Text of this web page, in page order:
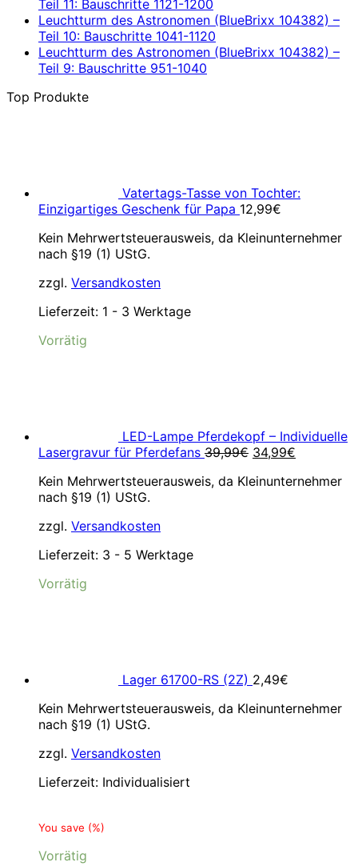
Teil 11: Bauschritte 1121-1200
Leuchtturm des Astronomen (BlueBrixx 104382) –
Teil 10: Bauschritte 1041-1120
Leuchtturm des Astronomen (BlueBrixx 104382) –
Teil 9: Bauschritte 951-1040
Top Produkte
Vatertags-Tasse von Tochter:
Einzigartiges Geschenk für Papa 12,99€
Kein Mehrwertsteuerausweis, da Kleinunternehmer
nach §19 (1) UStG.
zzgl. Versandkosten
Lieferzeit: 1 - 3 Werktage
Vorrätig
LED-Lampe Pferdekopf – Individuelle
Lasergravur für Pferdefans 39,99€ Ursprünglicher
war:
34,99€
ist:
Kein Mehrwertsteuerausweis, da Kleinunternehmer
nach §19 (1) UStG.
zzgl. Versandkosten
Lieferzeit: 3 - 5 Werktage
Vorrätig
Lager 61700-RS (2Z) 2,49€
Kein Mehrwertsteuerausweis, da Kleinunternehmer
nach §19 (1) UStG.
zzgl. Versandkosten
Lieferzeit: Individualisiert
You save (%)
Vorrätig